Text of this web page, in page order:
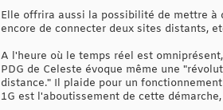
Elle offrira aussi la possibilité de mettre à
encore de connecter deux sites distants,
A l'heure où le temps réel est
PDG de Celeste évoque même une
distance." Il plaide pour un
1G est l'aboutissement de cette